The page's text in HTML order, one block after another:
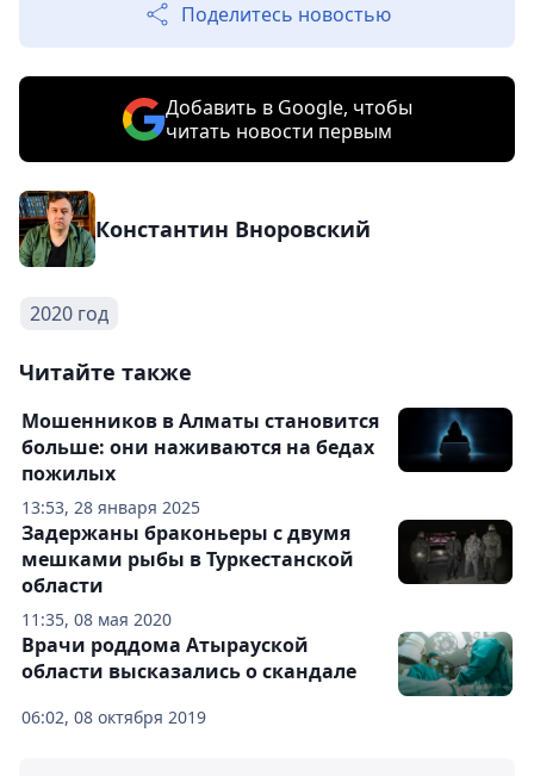
Поделитесь новостью
Добавить в Google, чтобы
читать новости первым
Константин Вноровский
2020 год
Читайте также
13:53, 28 января 2025
Мошенников в Алматы становится
больше: они наживаются на бедах
пожилых
11:35, 08 мая 2020
Задержаны браконьеры с двумя
мешками рыбы в Туркестанской
области
06:02, 08 октября 2019
Врачи роддома Атырауской
области высказались о скандале